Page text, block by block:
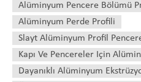
Alüminyum Pencere Bölümü
Alüminyum Perde Profili
Slayt Alüminyum Profil
Kapı Ve Pencereler Için
Dayanıklı Alüminyum